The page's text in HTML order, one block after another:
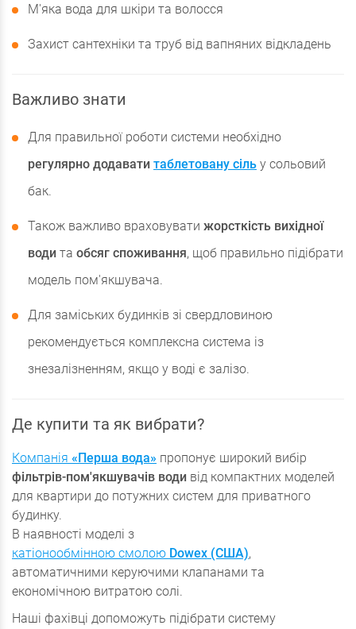
М'яка вода для шкіри та волосся
Захист сантехніки та труб від вапняних відкладень
Важливо знати
Для правильної роботи системи необхідно
регулярно додавати таблетовану сіль у сольовий
бак.
Також важливо враховувати жорсткість вихідної
води та обсяг споживання, щоб правильно підібрати
модель пом'якшувача.
Для заміських будинків зі свердловиною
рекомендується комплексна система із
знезалізненням, якщо у воді є залізо.
Де купити та як вибрати?
Компанія «Перша вода» пропонує широкий вибір
фільтрів-пом'якшувачів води від компактних моделей
для квартири до потужних систем для приватного
будинку.
В наявності моделі з
катіонообмінною смолою Dowex (США),
автоматичними керуючими клапанами та
економічною витратою солі.
Наші фахівці допоможуть підібрати систему